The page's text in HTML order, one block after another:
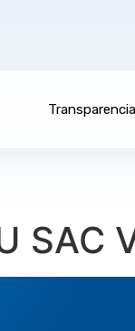
Transparencia
SAC